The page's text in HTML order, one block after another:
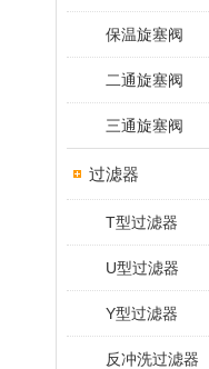
保温旋塞阀
二通旋塞阀
三通旋塞阀
过滤器
T型过滤器
U型过滤器
Y型过滤器
反冲洗过滤器